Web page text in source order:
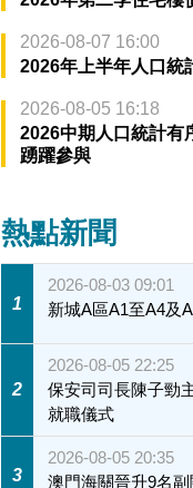
2026-08-07 16:00
2026年上半年人口統
2026-08-05 16:18
2026中期人口統計有
踴躍參與
熱點新聞
1
2026-08-03 09:01
新城A區A1至A4及
2
2026-08-05 22:25
保安司司長陳子勁
就職儀式
3
2026-08-05 20:35
澳門海關晉升9名